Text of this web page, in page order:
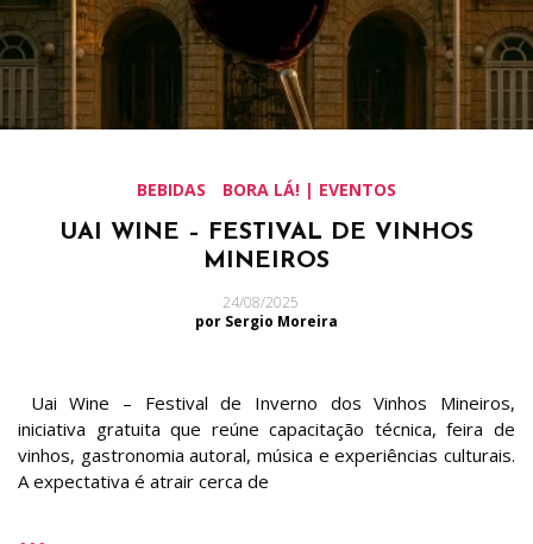
BEBIDAS BORA LÁ! | EVENTOS
UAI WINE – FESTIVAL DE VINHOS
MINEIROS
24/08/2025
por Sergio Moreira
Uai Wine – Festival de Inverno dos Vinhos Mineiros,
iniciativa gratuita que reúne capacitação técnica, feira de
vinhos, gastronomia autoral, música e experiências culturais.
A expectativa é atrair cerca de